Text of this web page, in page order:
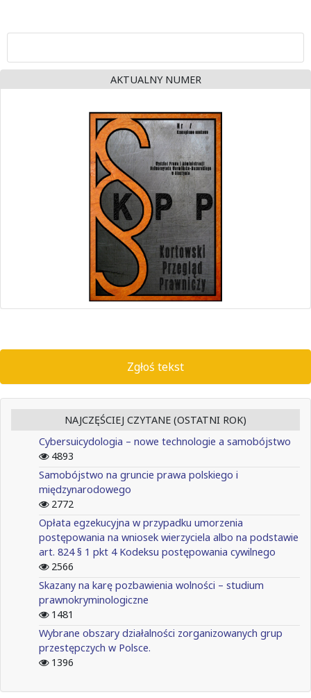
AKTUALNY NUMER
Zgłoś tekst
NAJCZĘŚCIEJ CZYTANE (OSTATNI ROK)
Cybersuicydologia – nowe technologie a samobójstwo
4893
Samobójstwo na gruncie prawa polskiego i
międzynarodowego
2772
Opłata egzekucyjna w przypadku umorzenia
postępowania na wniosek wierzyciela albo na podstawie
art. 824 § 1 pkt 4 Kodeksu postępowania cywilnego
2566
Skazany na karę pozbawienia wolności – studium
prawnokryminologiczne
1481
Wybrane obszary działalności zorganizowanych grup
przestępczych w Polsce.
1396